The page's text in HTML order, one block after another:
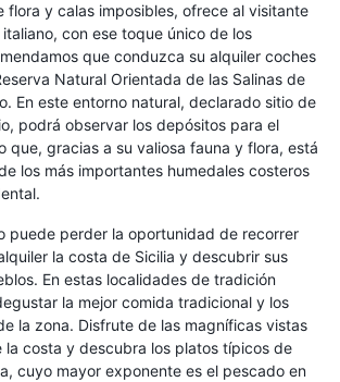
flora y calas imposibles, ofrece al visitante
con ese toque único de los
que conduzca su alquiler coches
Natural Orientada de las Salinas de
En este entorno natural, declarado sitio de
podrá observar los depósitos para el
que, gracias a su valiosa fauna y flora, está
los más importantes humedales costeros
puede perder la oportunidad de recorrer
la costa de Sicilia y descubrir sus
En estas localidades de tradición
la mejor comida tradicional y los
la zona. Disfrute de las magníficas vistas
la costa y descubra los platos típicos de
cuyo mayor exponente es el pescado en